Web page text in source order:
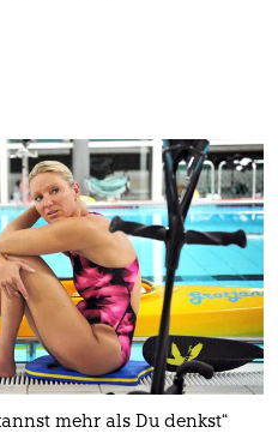
mehr als Du denkst“